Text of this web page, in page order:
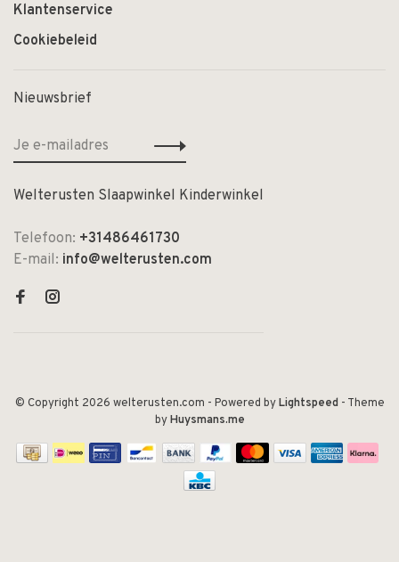
Klantenservice
Cookiebeleid
Nieuwsbrief
Welterusten Slaapwinkel Kinderwinkel
Telefoon: +31486461730
E-mail: info@welterusten.com
© Copyright 2026 welterusten.com - Powered byLightspeed- Theme
byHuysmans.me